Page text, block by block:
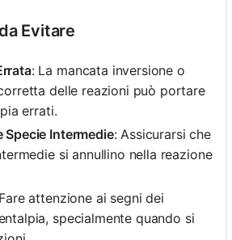
Evitare
: La mancata inversione o
delle reazioni può portare
errati.
Specie Intermedie: Assicurarsi che
si annullino nella reazione
attenzione ai segni dei
specialmente quando si